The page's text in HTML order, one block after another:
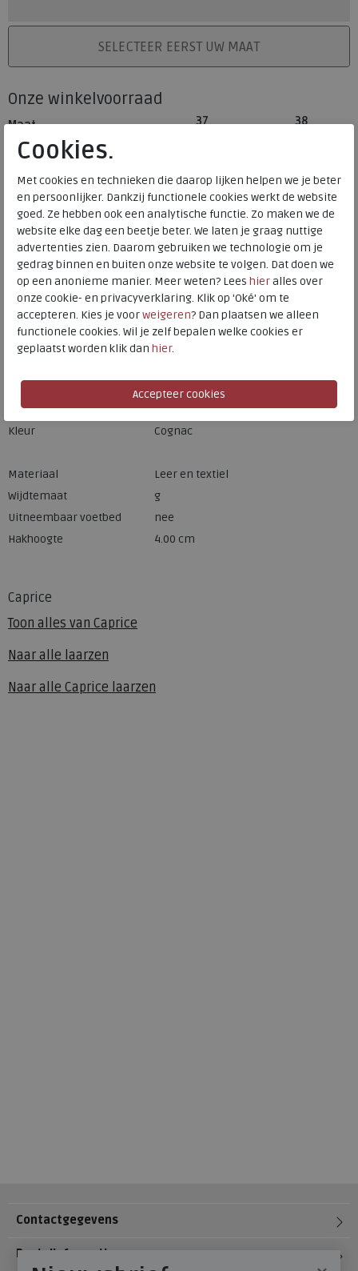
Caprice
Toon alles van Caprice
Naar alle laarzen
Naar alle Caprice laarzen
PLAATS IN WINKELMANDSELECTEER EERST UW MAAT
Onze winkelvoorraad
Maat 37
38
Meijerink Heemskerk
HEEMSKERK
HOORN
Hulp nodig? bel: 0229 760 760
Gratis verzending binnen Nederland*
Voor 14:00 uur besteld = dezelfde werkdag verzonden*
Altijd retourneren, binnen 1 werkdag terugbetaald
9-25604-43-313
Bestelcode
277.26.000001
Kleur
Cognac
Materiaal
Leer en textiel
Wijdtemaat
g
Uitneembaar voetbed
nee
Hakhoogte
4.00 cm
Contactgegevens
Bestelinformatie
Cookies.
Met cookies en technieken die daarop lijken helpen we je beter
en persoonlijker. Dankzij functionele cookies werkt de website
goed. Ze hebben ook een analytische functie. Zo maken we de
website elke dag een beetje beter. We laten je graag nuttige
advertenties zien. Daarom gebruiken we technologie om je
gedrag binnen en buiten onze website te volgen. Dat doen we
op een anonieme manier. Meer weten? Lees hieralles over
onze cookie- en privacyverklaring. Klik op 'Oké' om te
accepteren. Kies je voorweigeren? Dan plaatsen we alleen
functionele cookies. Wil je zelf bepalen welke cookies er
geplaatst worden klik dan hier.